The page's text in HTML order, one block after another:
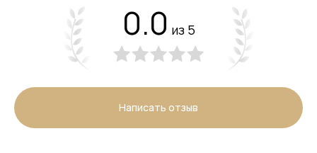
0.0 из 5
Написать отзыв